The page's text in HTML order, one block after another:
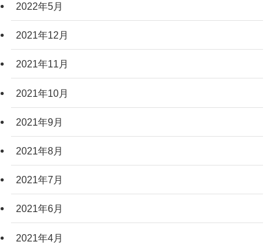
2022年5月
2021年12月
2021年11月
2021年10月
2021年9月
2021年8月
2021年7月
2021年6月
2021年4月